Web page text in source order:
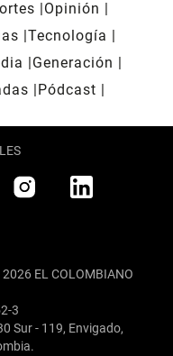
Opinión
Tecnología
Generación
Pódcast
EL COLOMBIANO
3
Sur - 119, Envigado,